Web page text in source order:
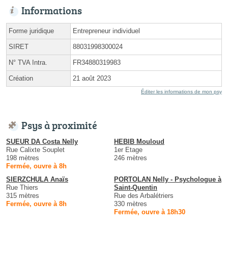
Informations
Forme juridique Entrepreneur individuel
SIRET 88031998300024
N° TVA Intra. FR34880319983
Création 21 août 2023
Éditer les informations de mon psy
Psys à proximité
SUEUR DA Costa Nelly
Rue Calixte Souplet
198 mètres
Fermée, ouvre à 8h
HEBIB Mouloud
1er Etage
246 mètres
SIERZCHULA Anaïs
Rue Thiers
315 mètres
Fermée, ouvre à 8h
PORTOLAN Nelly - Psychologue à
Saint-Quentin
Rue des Arbalétriers
330 mètres
Fermée, ouvre à 18h30